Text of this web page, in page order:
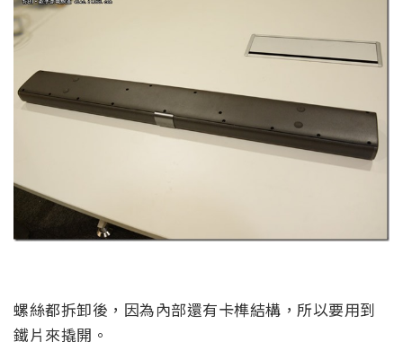
螺絲都拆卸後，因為內部還有卡榫結構，所以要用到
鐵片來撬開。